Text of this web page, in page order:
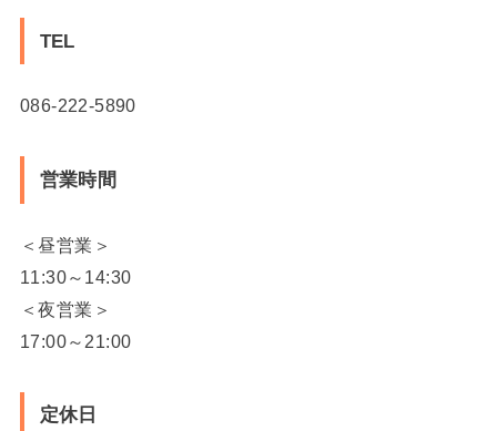
TEL
086-222-5890
営業時間
＜昼営業＞
11:30～14:30
＜夜営業＞
17:00～21:00
定休日